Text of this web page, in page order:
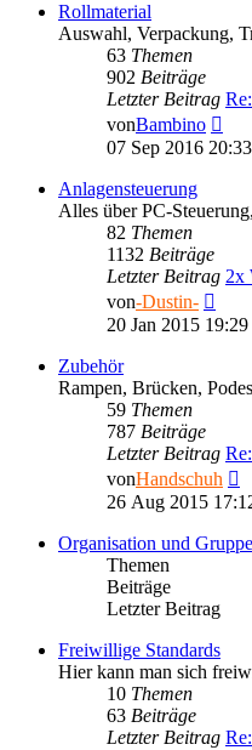
Rollmaterial
Auswahl, Verpackung,
63 Themen
902 Beiträge
Letzter Beitrag
vonBambino
07 Sep 2016 20:33
Anlagensteuerung
Alles über PC-
82 Themen
1132 Beiträge
Letzter Beitrag 2x
von-Dustin-
20 Jan 2015 19:29
Zubehör
Rampen, Brücken,
59 Themen
787 Beiträge
Letzter Beitrag
vonHandschuh
26 Aug 2015
Organisation und
Themen
Beiträge
Letzter Beitrag
Freiwillige Standards
Hier kann man sich
10 Themen
63 Beiträge
Letzter Beitrag